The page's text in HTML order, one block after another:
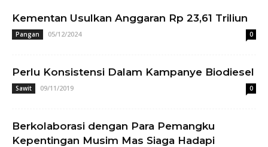
Kementan Usulkan Anggaran Rp 23,61 Triliun
Pangan 05/12/2024 0
Perlu Konsistensi Dalam Kampanye Biodiesel
Sawit 09/11/2019 0
Berkolaborasi dengan Para Pemangku
Kepentingan Musim Mas Siaga Hadapi